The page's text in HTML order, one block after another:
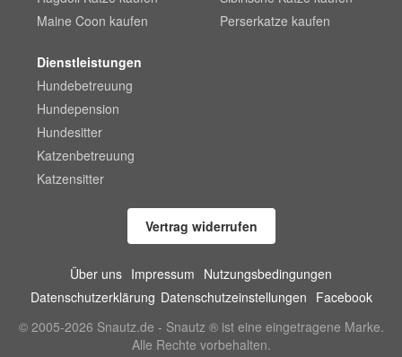
Maine Coon kaufen
Perserkatze kaufen
Dienstleistungen
Hundebetreuung
Hundepension
Hundesitter
Katzenbetreuung
Katzensitter
Vertrag widerrufen
Über uns Impressum Nutzungsbedingungen
Datenschutzerklärung Datenschutzeinstellungen Facebook
© 2005-2026 Snautz.de - Snautz ® ist eine eingetragene Marke.
Alle Rechte vorbehalten.